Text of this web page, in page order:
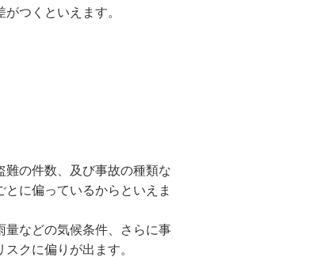
つくといえます。
の件数、及び事故の種類な
に偏っているからといえま
量などの気候条件、さらに事
クに偏りが出ます。